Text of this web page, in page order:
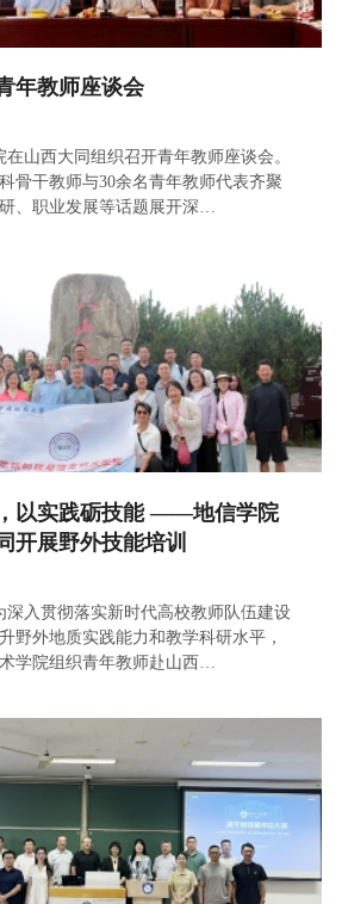
年教师座谈会
在山西大同组织召开青年教师座谈会。
骨干教师与30余名青年教师代表齐聚
、职业发展等话题展开深…
以实践砺技能 ——地信学院
开展野外技能培训
深入贯彻落实新时代高校教师队伍建设
野外地质实践能力和教学科研水平，
学院组织青年教师赴山西…